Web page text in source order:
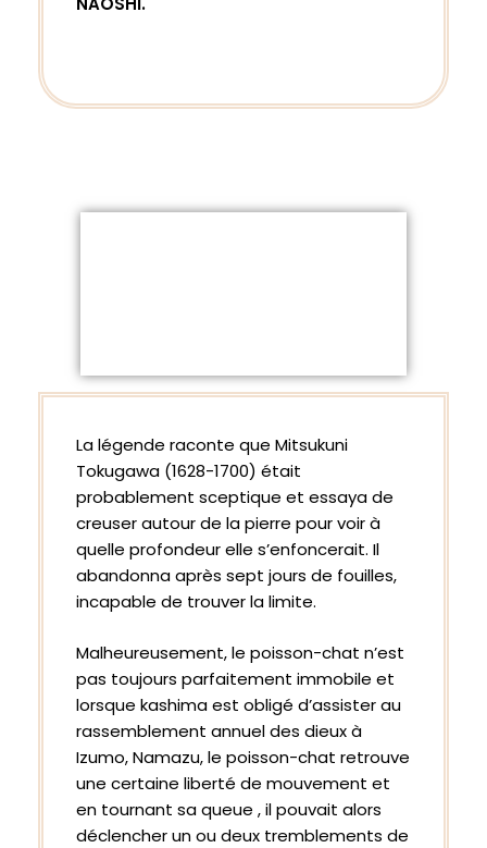
La légende raconte que Mitsukuni
Tokugawa (1628-1700) était
probablement sceptique et essaya de
creuser autour de la pierre pour voir à
quelle profondeur elle s’enfoncerait. Il
abandonna après sept jours de fouilles,
incapable de trouver la limite.
Malheureusement, le poisson-chat n’est
pas toujours parfaitement immobile et
lorsque kashima est obligé d’assister au
rassemblement annuel des dieux à
Izumo, Namazu, le poisson-chat retrouve
une certaine liberté de mouvement et
en tournant sa queue , il pouvait alors
déclencher un ou deux tremblements de